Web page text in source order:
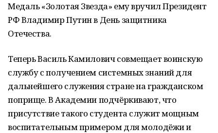
Медаль «Золотая Звезда» ему вручил Президент
РФ Владимир Путин в День защитника
Отечества.
Теперь Василь Камилович совмещает воинскую
службу с получением системных знаний для
дальнейшего служения стране на гражданском
поприще. В Академии подчёркивают, что
присутствие такого студента служит мощным
воспитательным примером для молодёжи и